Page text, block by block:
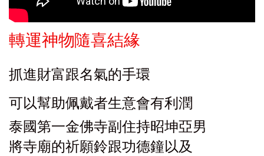
轉運神物隨喜結緣
抓進財富跟名氣的手環
可以幫助佩戴者生意會有利潤
泰國第一金佛寺副住持昭坤亞男
將寺廟的祈願鈴跟功德鐘以及